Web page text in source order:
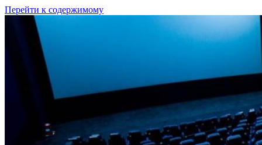
Перейти к содержимому